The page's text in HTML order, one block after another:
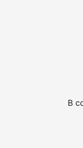
В